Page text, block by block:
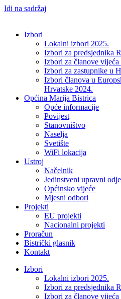
Idi na sadržaj
Izbori
Lokalni izbori 2025.
Izbori za predsjednika
Izbori za članove vijeća
Izbori za zastupnike u
Izbori članova u
Hrvatske 2024.
Općina Marija Bistrica
Opće informacije
Povijest
Stanovništvo
Naselja
Svetište
WiFi lokacija
Ustroj
Načelnik
Jedinstveni upravni
Općinsko vijeće
Mjesni odbori
Projekti
EU projekti
Nacionalni projekti
Proračun
Bistrički glasnik
Kontakt
Izbori
Lokalni izbori 2025.
Izbori za predsjednika
Izbori za članove vijeća